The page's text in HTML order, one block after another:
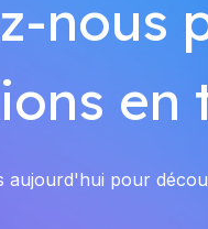
nous
en
aujourd'hui pour